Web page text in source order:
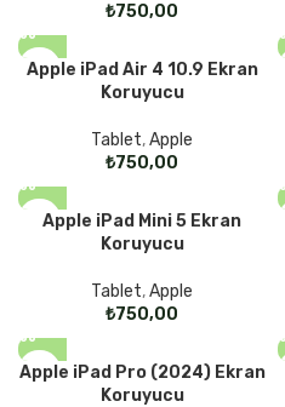
₺
Apple iPad Air 4 10.9 Ekran
Koruyucu
Tablet,Apple
₺
Apple iPad Mini 5 Ekran
Koruyucu
Tablet,Apple
₺
Apple iPad Pro (2024) Ekran
Koruyucu